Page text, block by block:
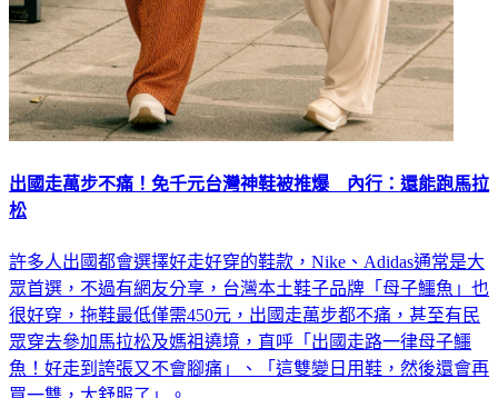
出國走萬步不痛！免千元台灣神鞋被推爆 內行：還能跑馬拉
松
許多人出國都會選擇好走好穿的鞋款，Nike、Adidas通常是大
眾首選，不過有網友分享，台灣本土鞋子品牌「母子鱷魚」也
很好穿，拖鞋最低僅需450元，出國走萬步都不痛，甚至有民
眾穿去參加馬拉松及媽祖遶境，直呼「出國走路一律母子鱷
魚！好走到誇張又不會腳痛」、「這雙變日用鞋，然後還會再